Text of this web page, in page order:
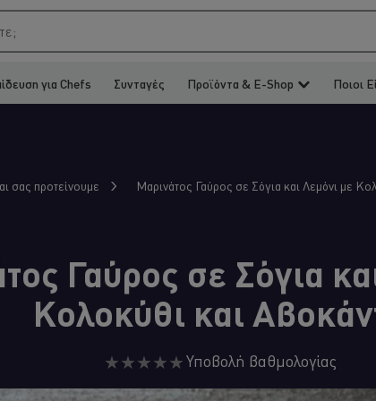
για Chefs Συνταγές Προϊόντα & E-Shop Ποιοι
σας προτείνουμε Μαρινάτος Γαύρος σε Σόγια και Λεμόνι με
Γαύρος σε Σόγια
Κολοκύθι και
Δεν
υποβλήθηκαν
Υποβολή βαθμολογίας